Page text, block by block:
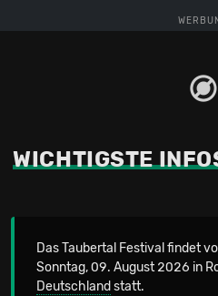
WICHTIGSTE
Das Taubertal Festival findet
Sonntag, 09. August 2026 in
Deutschland statt.